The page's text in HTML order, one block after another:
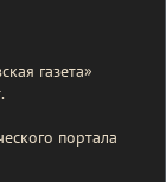
газета»
портала